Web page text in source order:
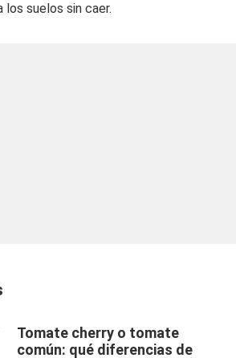
suelos sin caer.
Tomate cherry o tomate
común: qué diferencias de